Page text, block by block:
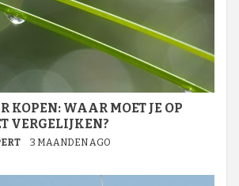
KOPEN: WAAR MOET JE OP
VERGELIJKEN?
3 MAANDEN AGO